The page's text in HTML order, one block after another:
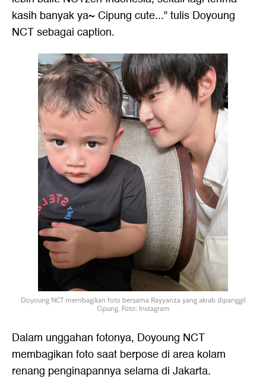
kasih banyak ya~ Cipung cute..." tulis Doyoung
NCT sebagai caption.
Doyoung NCT membagikan foto bersama Rayyanza yang akrab dipanggil
Cipung. Foto: Instagram
Dalam unggahan fotonya, Doyoung NCT
membagikan foto saat berpose di area kolam
renang penginapannya selama di Jakarta.